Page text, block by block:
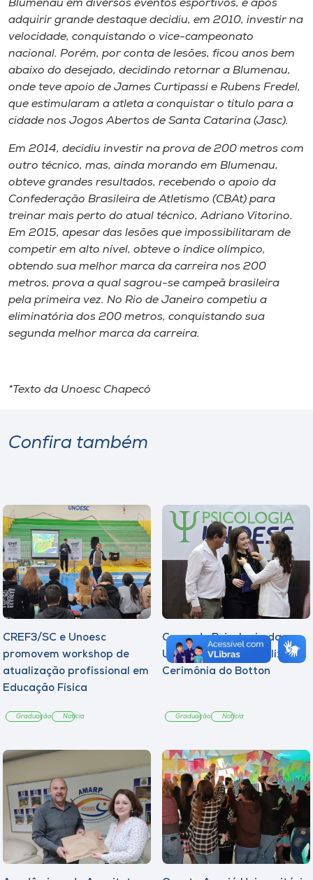
Store
Selecione
o idioma
A+
Blumenau em diversos eventos esportivos, e após
adquirir grande destaque decidiu, em 2010, investir na
velocidade, conquistando o vice-campeonato
nacional. Porém, por conta de lesões, ficou anos bem
abaixo do desejado, decidindo retornar a Blumenau,
onde teve apoio de James Curtipassi e Rubens Fredel,
que estimularam a atleta a conquistar o título para a
cidade nos Jogos Abertos de Santa Catarina (Jasc).
Em 2014, decidiu investir na prova de 200 metros com
outro técnico, mas, ainda morando em Blumenau,
obteve grandes resultados, recebendo o apoio da
Confederação Brasileira de Atletismo (CBAt) para
treinar mais perto do atual técnico, Adriano Vitorino.
Em 2015, apesar das lesões que impossibilitaram de
competir em alto nível, obteve o índice olímpico,
obtendo sua melhor marca da carreira nos 200
metros, prova a qual sagrou-se campeã brasileira
pela primeira vez. No Rio de Janeiro competiu a
eliminatória dos 200 metros, conquistando sua
segunda melhor marca da carreira.
*Texto da Unoesc Chapecó
Confira também
CREF3/SC e Unoesc
promovem workshop de
atualização profissional em
Educação Física
Graduação Notícia
Curso de Psicologia da
Unoesc Joaçaba realiza 2ª
Cerimônia do Botton
Graduação Notícia